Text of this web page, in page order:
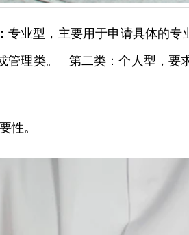
业型，主要用于申请具体的
管理类。 第二类：个人型，
性。